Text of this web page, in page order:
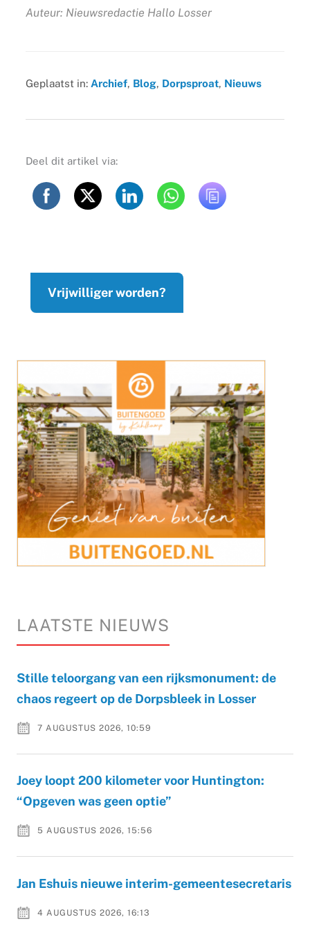
Auteur: Nieuwsredactie Hallo Losser
Geplaatst in: Archief, Blog, Dorpsproat, Nieuws
Deel dit artikel via:
Vrijwilliger worden?
LAATSTE NIEUWS
Stille teloorgang van een rijksmonument: de
chaos regeert op de Dorpsbleek in Losser
7 AUGUSTUS 2026, 10:59
Joey loopt 200 kilometer voor Huntington:
“Opgeven was geen optie”
5 AUGUSTUS 2026, 15:56
Jan Eshuis nieuwe interim-gemeentesecretaris
4 AUGUSTUS 2026, 16:13